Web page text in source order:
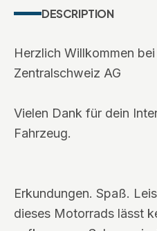
DESCRIPTION
Herzlich Willkommen
Zentralschweiz AG
Vielen Dank für dein
Fahrzeug.
Erkundungen. Spaß.
dieses Motorrads lässt